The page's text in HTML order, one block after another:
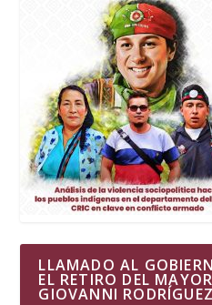
LLAMADO AL
EL RETIRO DEL
GIOVANNI